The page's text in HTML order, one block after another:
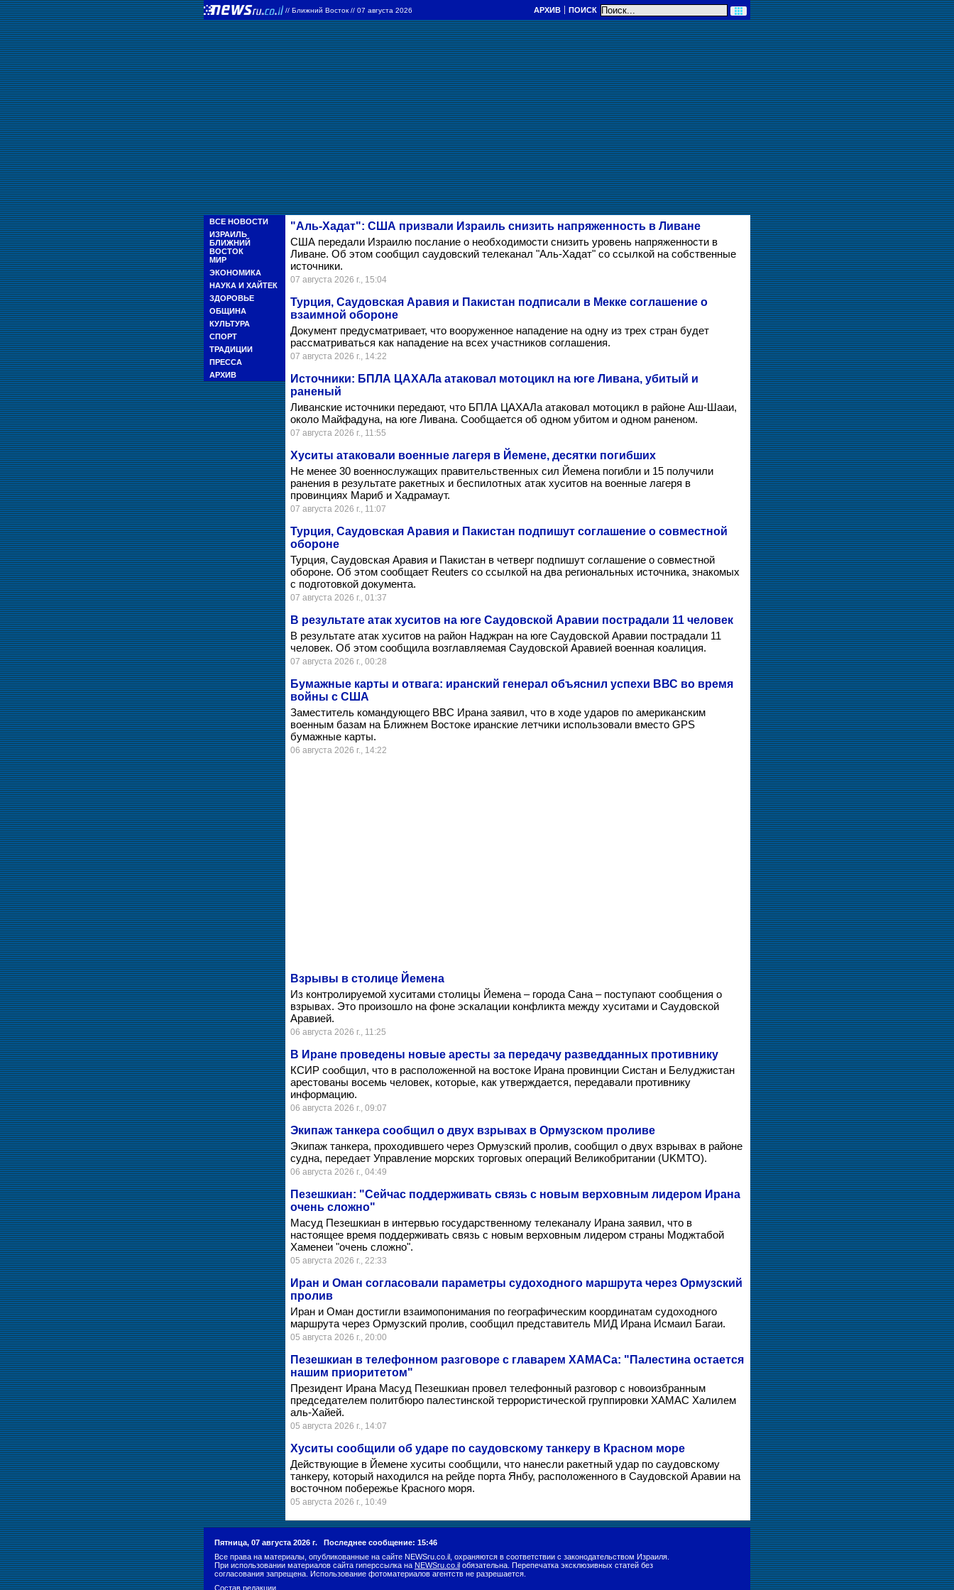
// Ближний Восток // 07 августа 2026 АРХИВ ПОИСК
ВСЕ НОВОСТИ
ИЗРАИЛЬ
БЛИЖНИЙ
ВОСТОК
МИР
ЭКОНОМИКА
НАУКА И ХАЙТЕК
ЗДОРОВЬЕ
ОБЩИНА
КУЛЬТУРА
СПОРТ
ТРАДИЦИИ
ПРЕССА
АРХИВ
"Аль-Хадат": США призвали Израиль снизить напряженность в Ливане
США передали Израилю послание о необходимости снизить уровень напряженности в
Ливане. Об этом сообщил саудовский телеканал "Аль-Хадат" со ссылкой на собственные
источники.
07 августа 2026 г., 15:04
Турция, Саудовская Аравия и Пакистан подписали в Мекке соглашение о
взаимной обороне
Документ предусматривает, что вооруженное нападение на одну из трех стран будет
рассматриваться как нападение на всех участников соглашения.
07 августа 2026 г., 14:22
Источники: БПЛА ЦАХАЛа атаковал мотоцикл на юге Ливана, убитый и
раненый
Ливанские источники передают, что БПЛА ЦАХАЛа атаковал мотоцикл в районе Аш-Шааи,
около Майфадуна, на юге Ливана. Сообщается об одном убитом и одном раненом.
07 августа 2026 г., 11:55
Хуситы атаковали военные лагеря в Йемене, десятки погибших
Не менее 30 военнослужащих правительственных сил Йемена погибли и 15 получили
ранения в результате ракетных и беспилотных атак хуситов на военные лагеря в
провинциях Мариб и Хадрамаут.
07 августа 2026 г., 11:07
Турция, Саудовская Аравия и Пакистан подпишут соглашение о совместной
обороне
Турция, Саудовская Аравия и Пакистан в четверг подпишут соглашение о совместной
обороне. Об этом сообщает Reuters со ссылкой на два региональных источника, знакомых
с подготовкой документа.
07 августа 2026 г., 01:37
В результате атак хуситов на юге Саудовской Аравии пострадали 11 человек
В результате атак хуситов на район Наджран на юге Саудовской Аравии пострадали 11
человек. Об этом сообщила возглавляемая Саудовской Аравией военная коалиция.
07 августа 2026 г., 00:28
Бумажные карты и отвага: иранский генерал объяснил успехи ВВС во время
войны с США
Заместитель командующего ВВС Ирана заявил, что в ходе ударов по американским
военным базам на Ближнем Востоке иранские летчики использовали вместо GPS
бумажные карты.
06 августа 2026 г., 14:22
Взрывы в столице Йемена
Из контролируемой хуситами столицы Йемена – города Сана – поступают сообщения о
взрывах. Это произошло на фоне эскалации конфликта между хуситами и Саудовской
Аравией.
06 августа 2026 г., 11:25
В Иране проведены новые аресты за передачу разведданных противнику
КСИР сообщил, что в расположенной на востоке Ирана провинции Систан и Белуджистан
арестованы восемь человек, которые, как утверждается, передавали противнику
информацию.
06 августа 2026 г., 09:07
Экипаж танкера сообщил о двух взрывах в Ормузском проливе
Экипаж танкера, проходившего через Ормузский пролив, сообщил о двух взрывах в районе
судна, передает Управление морских торговых операций Великобритании (UKMTO).
06 августа 2026 г., 04:49
Пезешкиан: "Сейчас поддерживать связь с новым верховным лидером Ирана
очень сложно"
Масуд Пезешкиан в интервью государственному телеканалу Ирана заявил, что в
настоящее время поддерживать связь с новым верховным лидером страны Моджтабой
Хаменеи "очень сложно".
05 августа 2026 г., 22:33
Иран и Оман согласовали параметры судоходного маршрута через Ормузский
пролив
Иран и Оман достигли взаимопонимания по географическим координатам судоходного
маршрута через Ормузский пролив, сообщил представитель МИД Ирана Исмаил Багаи.
05 августа 2026 г., 20:00
Пезешкиан в телефонном разговоре с главарем ХАМАСа: "Палестина остается
нашим приоритетом"
Президент Ирана Масуд Пезешкиан провел телефонный разговор с новоизбранным
председателем политбюро палестинской террористической группировки ХАМАС Халилем
аль-Хайей.
05 августа 2026 г., 14:07
Хуситы сообщили об ударе по саудовскому танкеру в Красном море
Действующие в Йемене хуситы сообщили, что нанесли ракетный удар по саудовскому
танкеру, который находился на рейде порта Янбу, расположенного в Саудовской Аравии на
восточном побережье Красного моря.
05 августа 2026 г., 10:49
Пятница, 07 августа 2026 г. Последнее сообщение: 15:46
Все права на материалы, опубликованные на сайте NEWSru.co.il, охраняются в соответствии с законодательством Израиля.
При использовании материалов сайта гиперссылка на NEWSru.co.il обязательна. Перепечатка эксклюзивных статей без
согласования запрещена. Использование фотоматериалов агентств не разрешается.
Состав редакции